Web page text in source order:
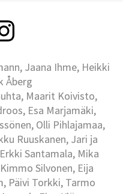
Jaana Ihme, Heikki
Åberg
Maarit Koivisto,
Esa Marjamäki,
Olli Pihlajamaa,
Ruuskanen, Jari ja
Santamala, Mika
Silvonen, Eija
Päivi Torkki, Tarmo